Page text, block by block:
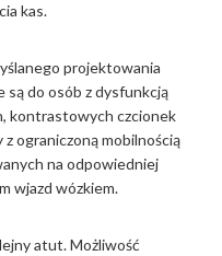
kas.
projektowania
do osób z dysfunkcją
kontrastowych czcionek
ograniczoną mobilnością
na odpowiedniej
wjazd wózkiem.
atut. Możliwość